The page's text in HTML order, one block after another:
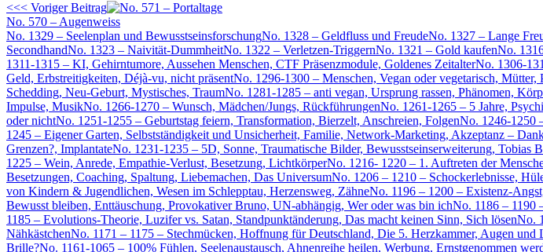
<<< Voriger Beitrag
No. 570 – Augenweiss
No. 1329 – Seelenplan und BewusstseinsforschungNo. 1328 – Geldfluss und FreudeNo. 1327 – Lange
SecondhandNo. 1323 – Naivität-DummheitNo. 1322 – Verletzen-TriggernNo. 1321 – Gold kaufenNo.
1311-1315 – KI, Gehirntumore, Aussehen Menschen, CTF Präsenzmodule, Goldenes ZeitalterNo. 1306-
Geld, Erbstreitigkeiten, Déjà-vu, nicht präsentNo. 1296-1300 – Menschen, Vegan oder vegetarisch, Mütter,
Schedding, Neu-Geburt, Mystisches, TraumNo. 1281-1285 – anti vegan, Ursprung rassen, Phänomen,
Impulse, MusikNo. 1266-1270 – Wunsch, Mädchen/Jungs, RückführungenNo. 1261-1265 – 5 Jahre,
oder nichtNo. 1251-1255 – Geburtstag feiern, Transformation, Bierzelt, Anschreien, FolgenNo. 1246-1250
1245 – Eigener Garten, Selbstständigkeit und Unsicherheit, Familie, Network-Marketing, Akzeptanz –
Grenzen?, ImplantateNo. 1231-1235 – 5D, Sonne, Traumatische Bilder, Bewusstseinserweiterung, Tobias
1225 – Wein, Anrede, Empathie-Verlust, Besetzung, LichtkörperNo. 1216- 1220 – 1. Auftreten der
Besetzungen, Coaching, Spaltung, Liebemachen, Das UniversumNo. 1206 – 1210 – Schockerlebnisse,
von Kindern & Jugendlichen, Wesen im Schlepptau, Herzensweg, ZähneNo. 1196 – 1200 – Existenz-
Bewusst bleiben, Enttäuschung, Provokativer Bruno, UN-abhängig, Wer oder was bin ichNo. 1186 – 1190
1185 – Evolutions-Theorie, Luzifer vs. Satan, Standpunktänderung, Das macht keinen Sinn, Sich lösenNo.
NähkästchenNo. 1171 – 1175 – Stechmücken, Hoffnung für Deutschland, Die 5. Herzkammer, Augen und
Brille?No. 1161-1065 – 100% Fühlen, Seelenaustausch, Ahnenreihe heilen, Werbung, Ernstgenommen